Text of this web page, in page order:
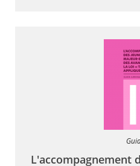
L'accompagnement